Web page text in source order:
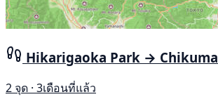
Hikarigaoka Park → Chikuma
2 จุด · 3เดือนที่แล้ว